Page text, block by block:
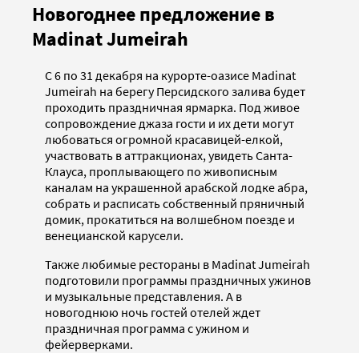
Новогоднее предложение в
Madinat Jumeirah
С 6 по 31 декабря на курорте-оазисе Madinat
Jumeirah на берегу Персидского залива будет
проходить праздничная ярмарка. Под живое
сопровождение джаза гости и их дети могут
любоваться огромной красавицей-елкой,
участвовать в аттракционах, увидеть Санта-
Клауса, проплывающего по живописным
каналам на украшенной арабской лодке абра,
собрать и расписать собственный пряничный
домик, прокатиться на волшебном поезде и
венецианской карусели.
Также любимые рестораны в Madinat Jumeirah
подготовили программы праздничных ужинов
и музыкальные представления. А в
новогоднюю ночь гостей отелей ждет
праздничная программа с ужином и
фейерверками.